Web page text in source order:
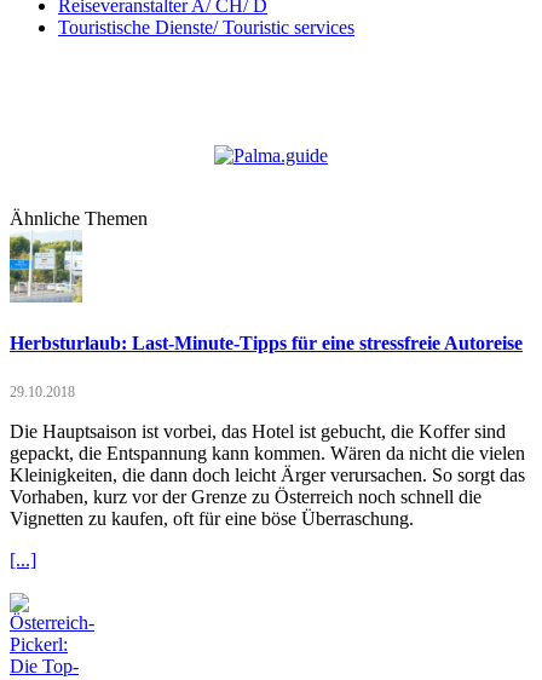
Reiseveranstalter A/ CH/ D
Touristische Dienste/ Touristic services
Ähnliche Themen
Herbsturlaub: Last-Minute-Tipps für eine stressfreie Autoreise
29.10.2018
Die Hauptsaison ist vorbei, das Hotel ist gebucht, die Koffer sind
gepackt, die Entspannung kann kommen. Wären da nicht die vielen
Kleinigkeiten, die dann doch leicht Ärger verursachen. So sorgt das
Vorhaben, kurz vor der Grenze zu Österreich noch schnell die
Vignetten zu kaufen, oft für eine böse Überraschung.
[...]